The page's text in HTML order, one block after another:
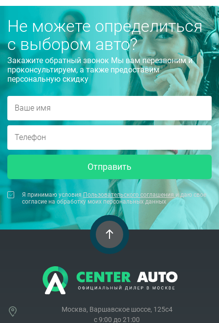
Не можете определиться
с выбором авто?
Закажите обратный звонок Мы вам перезвоним и
проконсультируем, а также предоставим
персональную скидку
Отправить
Я принимаю условия Пользовательского соглашения и даю свое
согласие на обработку моих персональных данных
Москва, Варшавское шоссе, 125с4
c 9:00 до 21:00